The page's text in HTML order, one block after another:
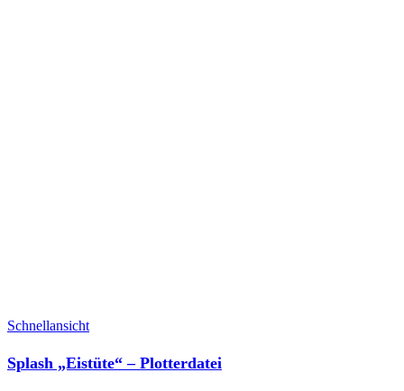
Schnellansicht
Splash „Eistüte“ – Plotterdatei